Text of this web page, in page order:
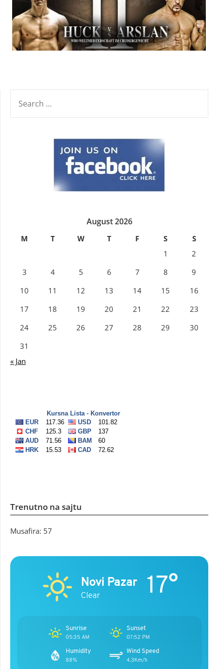
FOR:
August 2026
M T W T F S
S
1
2
3
4 5 6 7 8
9
10
11 12 13 14 15
16
17
18 19 20 21 22
23
24
25 26 27 28 29
30
31
« Jan
Trenutno na sajtu
Musafira: 57
Novi Pazar
Clear 17°
Sunrise
05:35 AM
Sunset
07:52 PM
Humidity
88%
Wind Speed
4.3Km/h